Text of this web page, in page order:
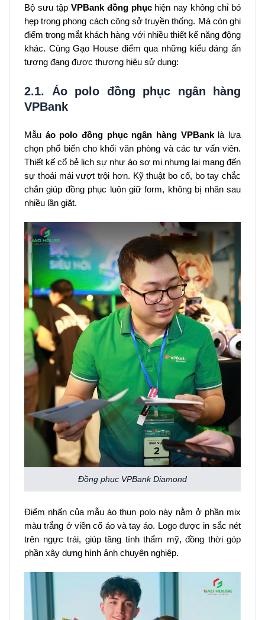
Bộ sưu tậpVPBank đồng phụchiện nay không chỉ bó
hẹp trong phong cách công sở truyền thống. Mà còn ghi
điểm trong mắt khách hàng với nhiều thiết kế năng động
khác. Cùng Gạo House điểm qua những kiểu dáng ấn
tượng đang được thương hiệu sử dụng:
2.1. Áo polo đồng phục ngân hàng
VPBank
Mẫu áo polo đồng phục ngân hàng VPBanklà lựa
chọn phổ biến cho khối văn phòng và các tư vấn viên.
Thiết kế cổ bẻ lịch sự như áo sơ mi nhưng lại mang đến
sự thoải mái vượt trội hơn. Kỹ thuật bo cổ, bo tay chắc
chắn giúp đồng phục luôn giữ form, không bị nhăn sau
nhiều lần giặt.
Đồng phục VPBank Diamond
Điểm nhấn của mẫu áo thun polo này nằm ở phần mix
màu trắng ở viền cổ áo và tay áo. Logo được in sắc nét
trên ngực trái, giúp tăng tính thẩm mỹ, đồng thời góp
phần xây dựng hình ảnh chuyên nghiệp.